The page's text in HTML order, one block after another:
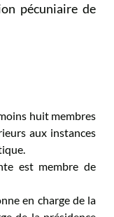
pécuniaire de
huit membres
aux instances
est membre de
en charge de la